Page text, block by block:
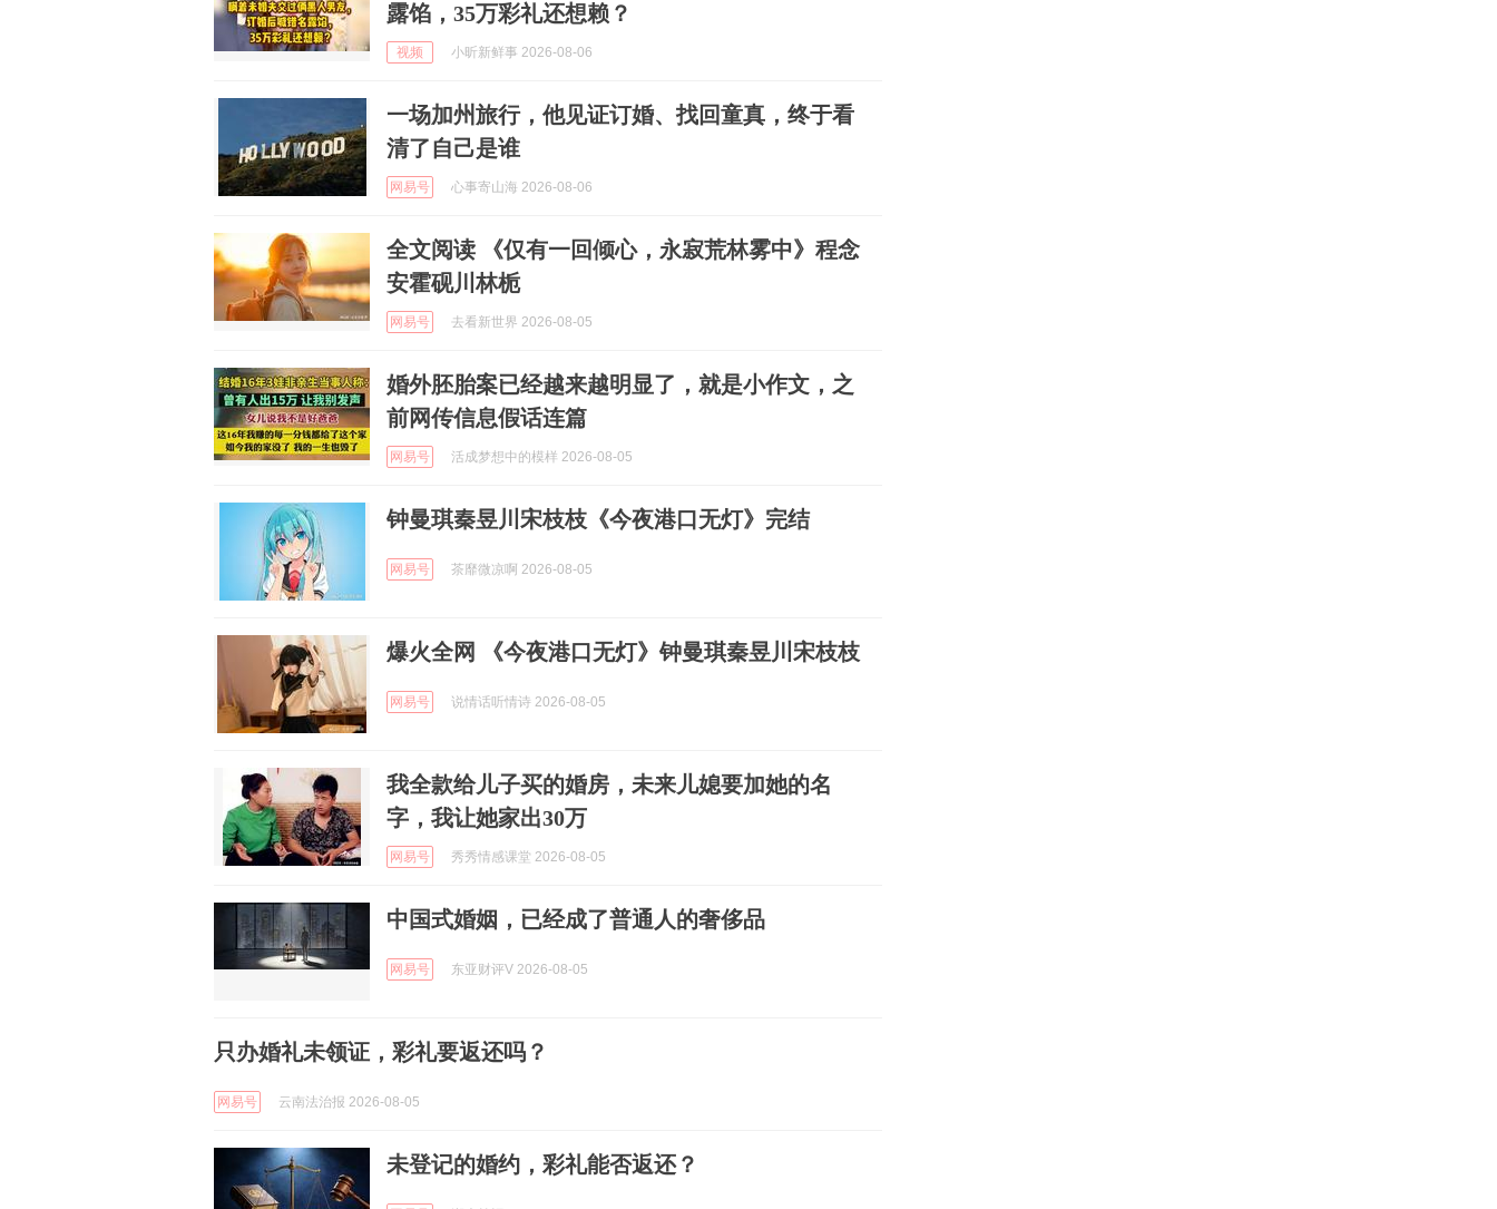
露馅，35万彩礼还想赖？
视频 小昕新鲜事 2026-08-06
一场加州旅行，他见证订婚、找回童真，终于看
清了自己是谁
网易号 心事寄山海 2026-08-06
全文阅读 《仅有一回倾心，永寂荒林雾中》程念
安霍砚川林栀
网易号 去看新世界 2026-08-05
婚外胚胎案已经越来越明显了，就是小作文，之
前网传信息假话连篇
网易号 活成梦想中的模样 2026-08-05
钟曼琪秦昱川宋枝枝《今夜港口无灯》完结
网易号 茶靡微凉啊 2026-08-05
爆火全网 《今夜港口无灯》钟曼琪秦昱川宋枝枝
网易号 说情话听情诗 2026-08-05
我全款给儿子买的婚房，未来儿媳要加她的名
字，我让她家出30万
网易号 秀秀情感课堂 2026-08-05
中国式婚姻，已经成了普通人的奢侈品
网易号 东亚财评V 2026-08-05
只办婚礼未领证，彩礼要返还吗？
网易号 云南法治报 2026-08-05
未登记的婚约，彩礼能否返还？